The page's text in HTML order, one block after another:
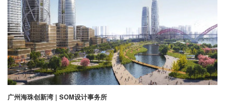
广州海珠创新湾 | SOM设计事务所